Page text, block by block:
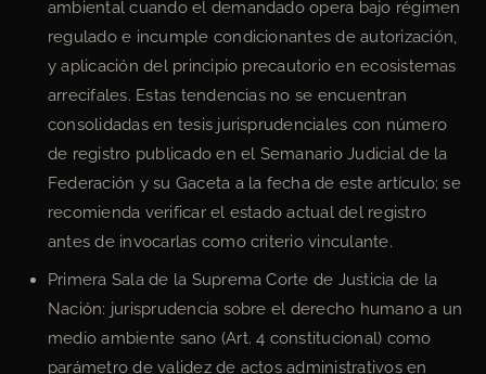
ambiental cuando el demandado opera bajo régimen
regulado e incumple condicionantes de autorización,
y aplicación del principio precautorio en ecosistemas
arrecifales. Estas tendencias no se encuentran
consolidadas en tesis jurisprudenciales con número
de registro publicado en el Semanario Judicial de la
Federación y su Gaceta a la fecha de este artículo; se
recomienda verificar el estado actual del registro
antes de invocarlas como criterio vinculante.
Primera Sala de la Suprema Corte de Justicia de la
Nación: jurisprudencia sobre el derecho humano a un
medio ambiente sano (Art. 4 constitucional) como
parámetro de validez de actos administrativos en